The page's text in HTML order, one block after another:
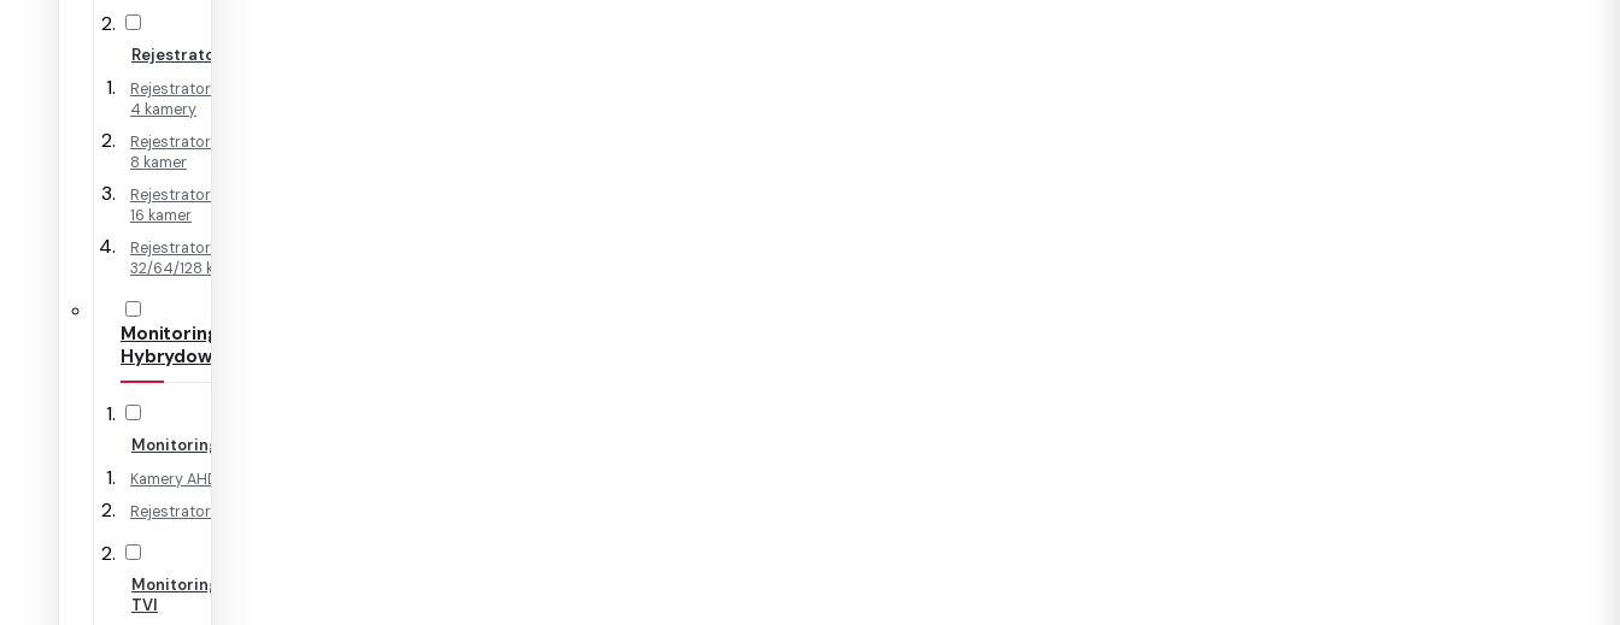
Rejestratory IP
Rejestratory IP na
4 kamery
Rejestratory IP na
8 kamer
Rejestratory IP na
16 kamer
Rejestratory IP na
32/64/128 kamer
Monitoring
Hybrydowy
Monitoring AHD
Kamery AHD
Rejestratory AHD
Monitoring HD-
TVI